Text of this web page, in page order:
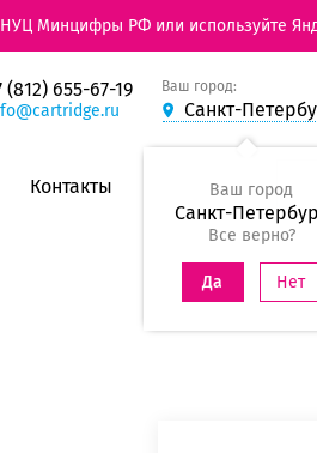
Минцифры РФ или используйте
(812) 655-67-19 Ваш город:
Санкт-
Ваш город
Санкт-
Все верно?
Да Нет
Контакты